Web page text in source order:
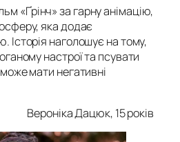
«Ґрінч» за гарну анімацію,
яка додає
Історія наголошує на тому,
настрої та псувати
мати негативні
Вероніка Дацюк, 15 років